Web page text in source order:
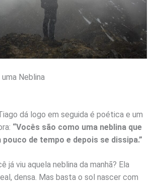
Neblina
dá logo em seguida é poética e um
“Vocês são como uma neblina que
de tempo e depois se dissipa.”
já viu aquela neblina da manhã? Ela
densa. Mas basta o sol nascer com